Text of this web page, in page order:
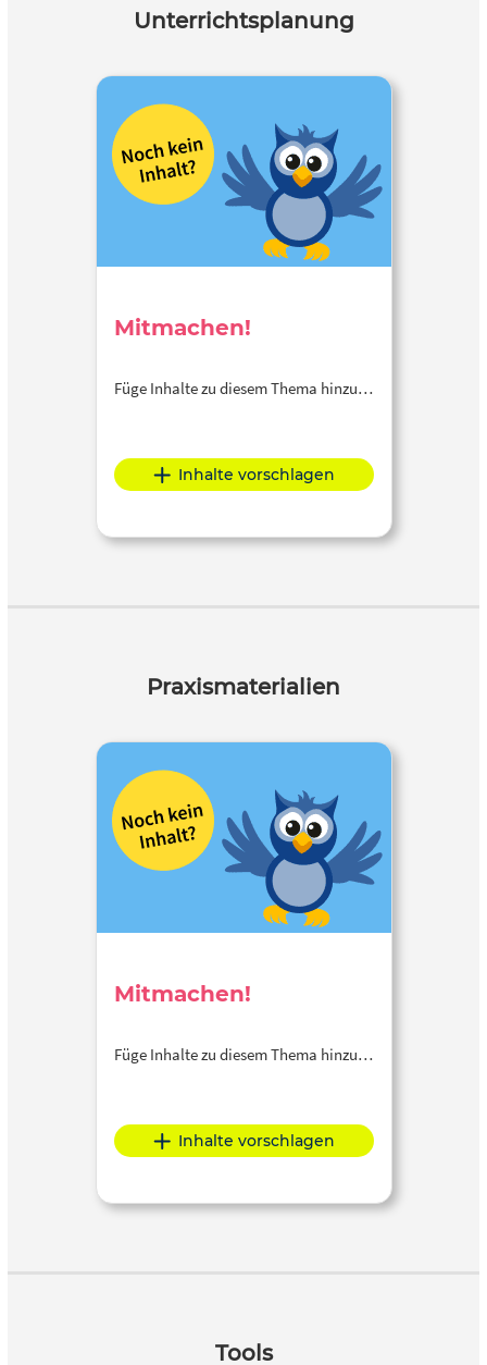
Unterrichtsplanung
Mitmachen!
Füge Inhalte zu diesem Thema hinzu…
Inhalte vorschlagen
Praxismaterialien
Mitmachen!
Füge Inhalte zu diesem Thema hinzu…
Inhalte vorschlagen
Tools